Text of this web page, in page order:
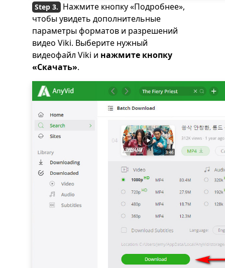
Нажмите кнопку «Подробнее»,
чтобы увидеть дополнительные
параметры форматов и разрешений
видео Viki. Выберите нужный
видеофайл Viki и нажмите кнопку
«Скачать».